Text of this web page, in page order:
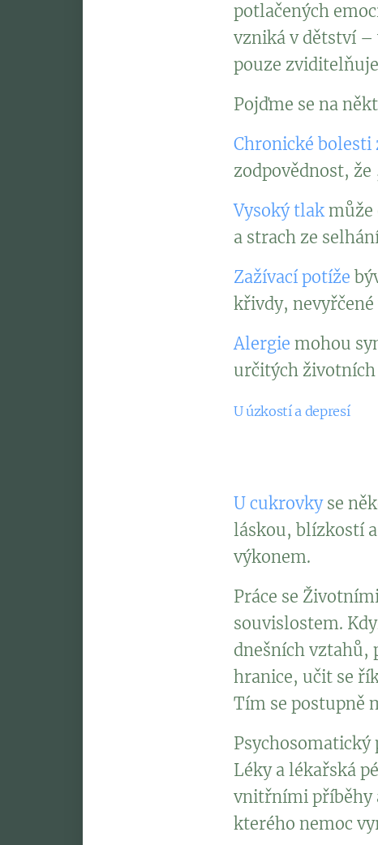
potlačených
vzniká v dětství –
pouze
Pojďme se na
Chronické bolesti
zodpovědnost,
Vysoký tlakmůže
a strach ze
Zažívací potíže
křivdy, nevyřčené
Alergie mohou
určitých životních
U úzkostí a depresí
U cukrovkyse
láskou, blízkostí
výkonem.
Práce se
souvislostem.
dnešních vztahů,
hranice, učit se
Tím se postupně
Léky a lékařská
vnitřními příběhy
kterého nemoc